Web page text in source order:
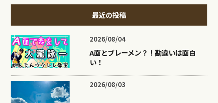
最近の投稿
2026/08/04
A面とブレーメン？！勘違いは面白
い！
2026/08/03